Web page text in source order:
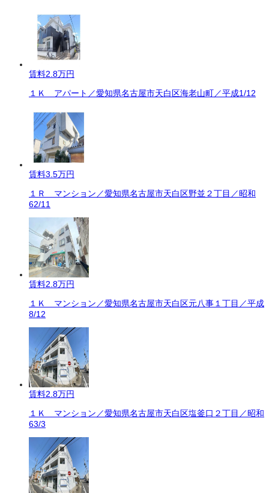
賃料2.8万円
１Ｋ アパート／愛知県名古屋市天白区海老山町／平成1/12
賃料3.5万円
１Ｒ マンション／愛知県名古屋市天白区野並２丁目／昭和
62/11
賃料2.8万円
１Ｋ マンション／愛知県名古屋市天白区元八事１丁目／平成
8/12
賃料2.8万円
１Ｋ マンション／愛知県名古屋市天白区塩釜口２丁目／昭和
63/3